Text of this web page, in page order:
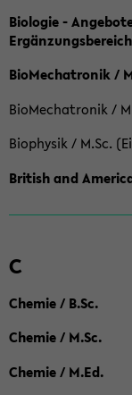
Biologie -
BioMechatronik /
BioMechatronik /
Biophysik / M.Sc.
British and
C
Chemie / B.Sc.
Chemie / M.Sc.
Chemie / M.Ed.